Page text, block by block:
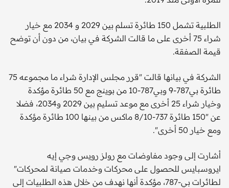
الطلبية تشمل 150 طائرة تسلم بين 2029 و 2034 مع خيار
شراء 75 أخرى على ما قالت الشركة في بيان، من دون أن توضح
قيمة الصفقة.
الشركة في بيانها قالت "قرر مجلس الإدارة شراء ما مجموعه 75
طائرة بي787-9 وبي787-10 من بوينج مع 50 طائرة مؤكدة
وخيار شراء 25 أخرى مع موعد تسليم بين 2029 و2034، فضلا
عن "150 طائرة 737-8/10 ماكس من بينها 100 طائرة مؤكدة
ومع خيار 50 أخرى".
أشارت إلى وجود مفاوضات مع رولز رويس وجي إيه
ايروسبايس للحصول على محركات وخدمات صيانة لمحركات"
لطائرات بي-787، مؤكدة أنها نهدف من خلال هذه الطلبيات إلى